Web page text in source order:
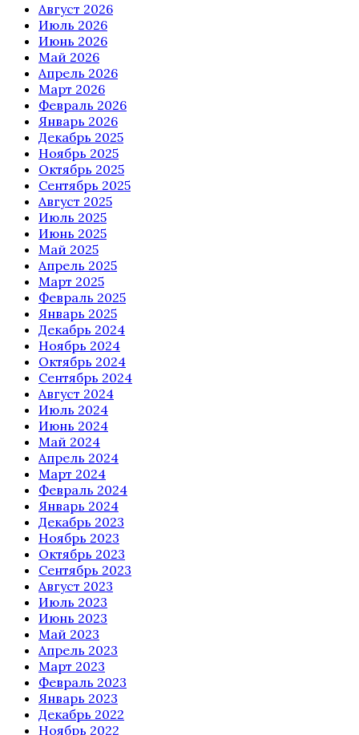
Август 2026
Июль 2026
Июнь 2026
Май 2026
Апрель 2026
Март 2026
Февраль 2026
Январь 2026
Декабрь 2025
Ноябрь 2025
Октябрь 2025
Сентябрь 2025
Август 2025
Июль 2025
Июнь 2025
Май 2025
Апрель 2025
Март 2025
Февраль 2025
Январь 2025
Декабрь 2024
Ноябрь 2024
Октябрь 2024
Сентябрь 2024
Август 2024
Июль 2024
Июнь 2024
Май 2024
Апрель 2024
Март 2024
Февраль 2024
Январь 2024
Декабрь 2023
Ноябрь 2023
Октябрь 2023
Сентябрь 2023
Август 2023
Июль 2023
Июнь 2023
Май 2023
Апрель 2023
Март 2023
Февраль 2023
Январь 2023
Декабрь 2022
Ноябрь 2022